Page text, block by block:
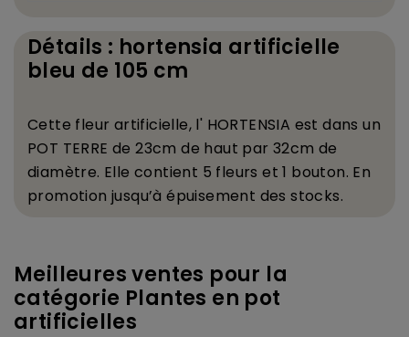
Détails : hortensia artificielle
bleu de 105 cm
Cette fleur artificielle, l' HORTENSIA est dans un
POT TERRE de 23cm de haut par 32cm de
diamètre. Elle contient 5 fleurs et 1 bouton. En
promotion jusqu’à épuisement des stocks.
Meilleures ventes pour la
catégorie Plantes en pot
artificielles